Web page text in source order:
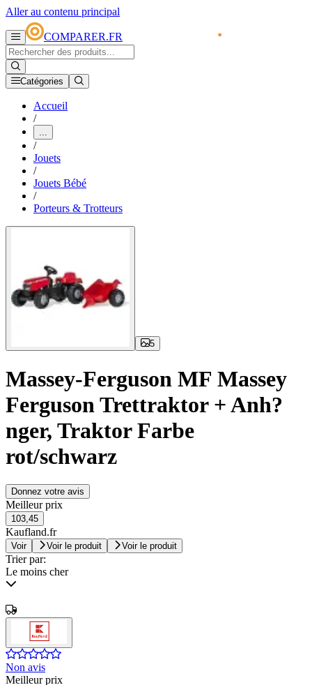
Aller au contenu principal
COMPARER.FR
Catégories
Accueil
/
...
/
Jouets
/
Jouets Bébé
/
Porteurs & Trotteurs
5
Massey-Ferguson MF Massey
Ferguson Trettraktor + Anh?
nger, Traktor Farbe
rot/schwarz
Donnez votre avis
Meilleur prix
103,45
Kaufland.fr
Voir Voir le produit Voir le produit
Trier par:
Le moins cher
Non avis
Meilleur prix